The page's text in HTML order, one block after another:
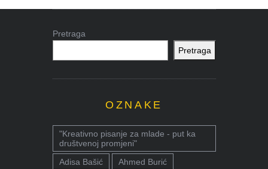
Pretraga
Pretraga
OZNAKE
"Kreativno pisanje za mlade - put ka
društvenoj promjeni"
Adisa Bašić
Ahmed Burić